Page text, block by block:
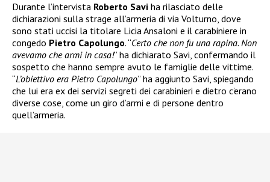
Durante l’intervista Roberto Savi ha rilasciato delle
dichiarazioni sulla strage all’armeria di via Volturno, dove
sono stati uccisi la titolare Licia Ansaloni e il carabiniere in
congedo Pietro Capolungo. “Certo che non fu una rapina. Non
avevamo che armi in casa!” ha dichiarato Savi, confermando il
sospetto che hanno sempre avuto le famiglie delle vittime.
“L’obiettivo era Pietro Capolungo” ha aggiunto Savi, spiegando
che lui era ex dei servizi segreti dei carabinieri e dietro c’erano
diverse cose, come un giro d’armi e di persone dentro
quell’armeria.